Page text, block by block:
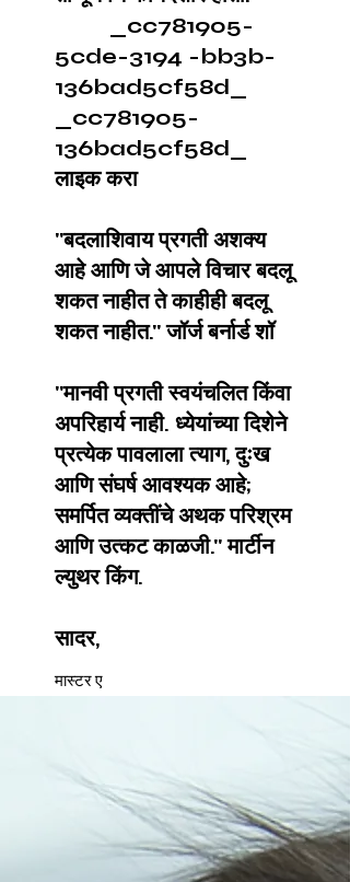
_cc781905-
5cde-3194 -bb3b-
136bad5cf58d_
_cc781905-
136bad5cf58d_
लाइक करा
"बदलाशिवाय प्रगती अशक्य
आहे आणि जे आपले विचार बदलू
शकत नाहीत ते काहीही बदलू
शकत नाहीत." जॉर्ज बर्नार्ड शॉ
"मानवी प्रगती स्वयंचलित किंवा
अपरिहार्य नाही. ध्येयांच्या दिशेने
प्रत्येक पावलाला त्याग, दुःख
आणि संघर्ष आवश्यक आहे;
समर्पित व्यक्तींचे अथक परिश्रम
आणि उत्कट काळजी." मार्टीन
ल्युथर किंग.
सादर,
मास्टर ए